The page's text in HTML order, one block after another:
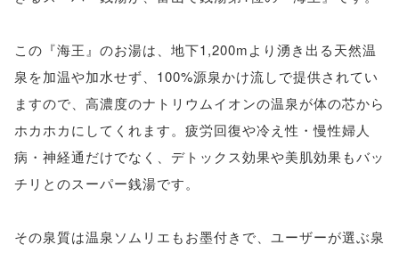
この『海王』のお湯は、地下1,200mより湧き出る天然温
泉を加温や加水せず、100%源泉かけ流しで提供されてい
ますので、高濃度のナトリウムイオンの温泉が体の芯から
ホカホカにしてくれます。疲労回復や冷え性・慢性婦人
病・神経通だけでなく、デトックス効果や美肌効果もバッ
チリとのスーパー銭湯です。
その泉質は温泉ソムリエもお墨付きで、ユーザーが選ぶ泉